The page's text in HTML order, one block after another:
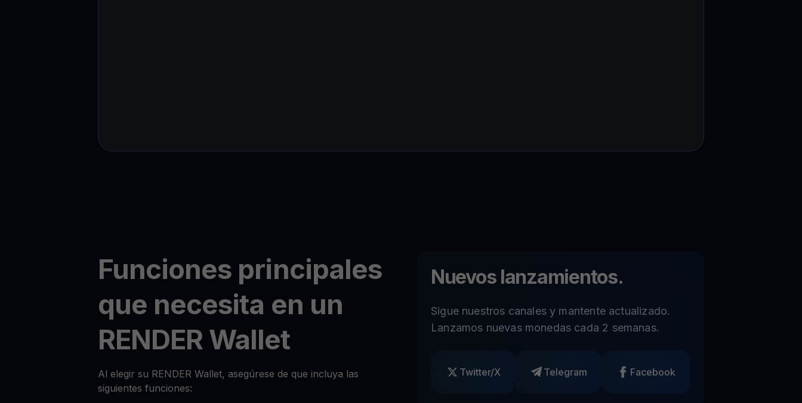
Funciones principales
que necesita en un
RENDER Wallet
Al elegir su RENDER Wallet, asegúrese de que incluya las
siguientes funciones:
Nuevos lanzamientos.
Sigue nuestros canales y mantente actualizado.
Lanzamos nuevas monedas cada 2 semanas.
Twitter/X Telegram Facebook